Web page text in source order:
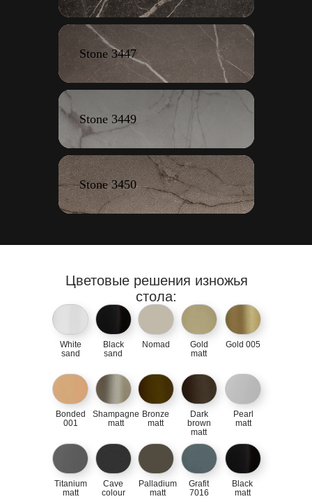
Stone 3447
Stone 3449
Stone 3450
White
sand
Black
sand
Nomad
Gold
matt
Gold 005
Bonded
001
Shampagne
matt
Bronze
matt
Dark
brown
matt
Pearl
matt
Titanium
matt
Cave
colour
Palladium
matt
Grafit
7016
Black
matt
Цветовые решения изножья
стола: